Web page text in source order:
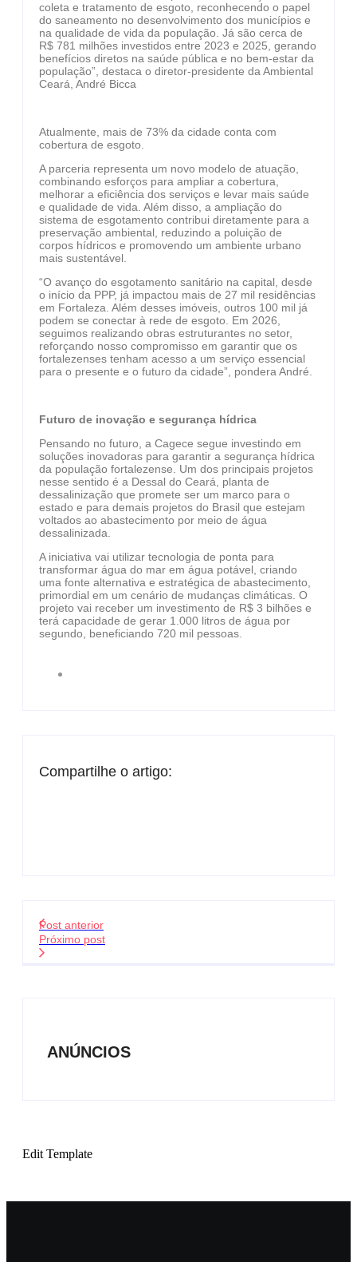
coleta e tratamento de esgoto, reconhecendo o papel
do saneamento no desenvolvimento dos municípios e
na qualidade de vida da população. Já são cerca de
R$ 781 milhões investidos entre 2023 e 2025, gerando
benefícios diretos na saúde pública e no bem-estar da
população”, destaca o diretor-presidente da Ambiental
Ceará, André Bicca
Atualmente, mais de 73% da cidade conta com
cobertura de esgoto.
A parceria representa um novo modelo de atuação,
combinando esforços para ampliar a cobertura,
melhorar a eficiência dos serviços e levar mais saúde
e qualidade de vida. Além disso, a ampliação do
sistema de esgotamento contribui diretamente para a
preservação ambiental, reduzindo a poluição de
corpos hídricos e promovendo um ambiente urbano
mais sustentável.
“O avanço do esgotamento sanitário na capital, desde
o início da PPP, já impactou mais de 27 mil residências
em Fortaleza. Além desses imóveis, outros 100 mil já
podem se conectar à rede de esgoto. Em 2026,
seguimos realizando obras estruturantes no setor,
reforçando nosso compromisso em garantir que os
fortalezenses tenham acesso a um serviço essencial
para o presente e o futuro da cidade”, pondera André.
Futuro de inovação e segurança hídrica
Pensando no futuro, a Cagece segue investindo em
soluções inovadoras para garantir a segurança hídrica
da população fortalezense. Um dos principais projetos
nesse sentido é a Dessal do Ceará, planta de
dessalinização que promete ser um marco para o
estado e para demais projetos do Brasil que estejam
voltados ao abastecimento por meio de água
dessalinizada.
A iniciativa vai utilizar tecnologia de ponta para
transformar água do mar em água potável, criando
uma fonte alternativa e estratégica de abastecimento,
primordial em um cenário de mudanças climáticas. O
projeto vai receber um investimento de R$ 3 bilhões e
terá capacidade de gerar 1.000 litros de água por
segundo, beneficiando 720 mil pessoas.
Compartilhe o artigo:
Post anterior
Próximo post
ANÚNCIOS
Edit Template